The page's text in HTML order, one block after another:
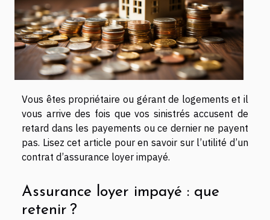
Vous êtes propriétaire ou gérant de logements et il
vous arrive des fois que vos sinistrés accusent de
retard dans les payements ou ce dernier ne payent
pas. Lisez cet article pour en savoir sur l’utilité d’un
contrat d’assurance loyer impayé.
Assurance loyer impayé : que
retenir ?